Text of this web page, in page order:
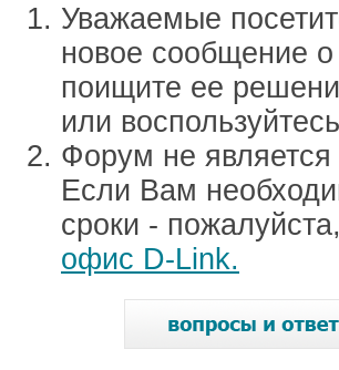
Уважаемые
новое сообщение
поищите ее
или
Форум не
Если Вам
сроки -
офис D-Link.